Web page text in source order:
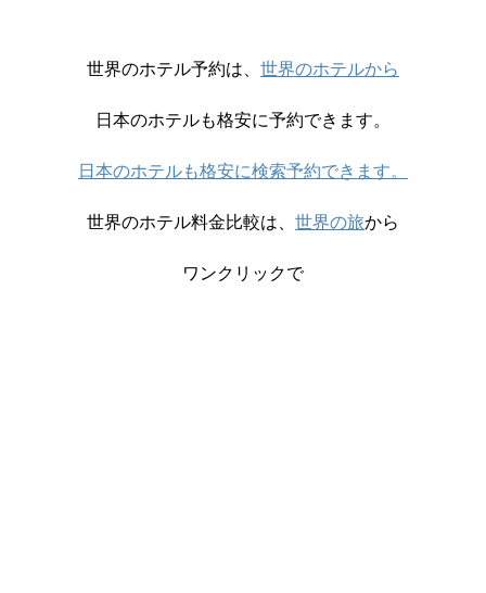
世界のホテル予約は、 世界のホテルから
日本のホテルも格安に予約できます。
日本のホテルも格安に検索予約できます。
世界のホテル料金比較は、 世界の旅から
ワンクリックで